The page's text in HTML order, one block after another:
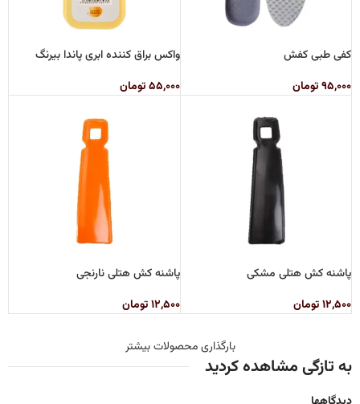
کفی طبی کفش
۹۵,۰۰۰تومان
واکس براق کننده ابری پاندا بیرنگ
۵۵,۰۰۰ تومان
پاشنه کش هتلی مشکی
۱۲,۵۰۰تومان
پاشنه کش هتلی نارنجی
۱۲,۵۰۰ تومان
بارگذاری محصولات بیشتر
به تازگی مشاهده کردید